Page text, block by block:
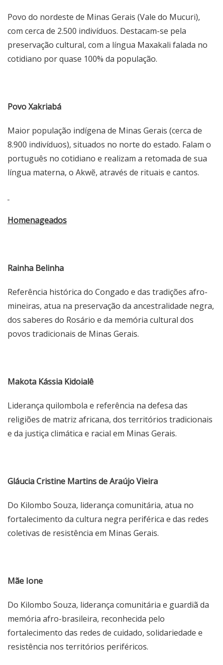
Povo do nordeste de Minas Gerais (Vale do Mucuri),
com cerca de 2.500 indivíduos. Destacam-se pela
preservação cultural, com a língua Maxakali falada no
cotidiano por quase 100% da população.
Povo Xakriabá
Maior população indígena de Minas Gerais (cerca de
8.900 indivíduos), situados no norte do estado. Falam o
português no cotidiano e realizam a retomada de sua
língua materna, o Akwẽ, através de rituais e cantos.
Homenageados
Rainha Belinha
Referência histórica do Congado e das tradições afro-
mineiras, atua na preservação da ancestralidade negra,
dos saberes do Rosário e da memória cultural dos
povos tradicionais de Minas Gerais.
Makota Kássia Kidoialê
Liderança quilombola e referência na defesa das
religiões de matriz africana, dos territórios tradicionais
e da justiça climática e racial em Minas Gerais.
Gláucia Cristine Martins de Araújo Vieira
Do Kilombo Souza, liderança comunitária, atua no
fortalecimento da cultura negra periférica e das redes
coletivas de resistência em Minas Gerais.
Mãe Ione
Do Kilombo Souza, liderança comunitária e guardiã da
memória afro-brasileira, reconhecida pelo
fortalecimento das redes de cuidado, solidariedade e
resistência nos territórios periféricos.